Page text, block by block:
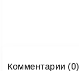
Комментарии (0)